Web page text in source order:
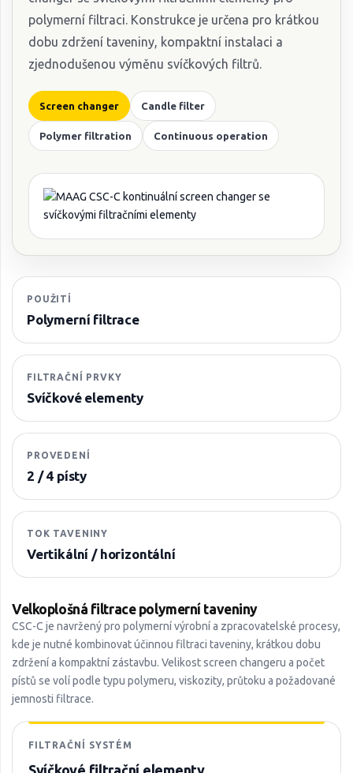
polymerní filtraci. Konstrukce je určena pro krátkou
dobu zdržení taveniny, kompaktní instalaci a
zjednodušenou výměnu svíčkových filtrů.
Screen changer Candle filter
Polymer filtration Continuous operation
POUŽITÍ
Polymerní filtrace
FILTRAČNÍ PRVKY
Svíčkové elementy
PROVEDENÍ
2 / 4 písty
TOK TAVENINY
Vertikální / horizontální
Velkoplošná filtrace polymerní taveniny
CSC-C je navržený pro polymerní výrobní a zpracovatelské procesy,
kde je nutné kombinovat účinnou filtraci taveniny, krátkou dobu
zdržení a kompaktní zástavbu. Velikost screen changeru a počet
pístů se volí podle typu polymeru, viskozity, průtoku a požadované
jemnosti filtrace.
FILTRAČNÍ SYSTÉM
Svíčkové filtrační elementy